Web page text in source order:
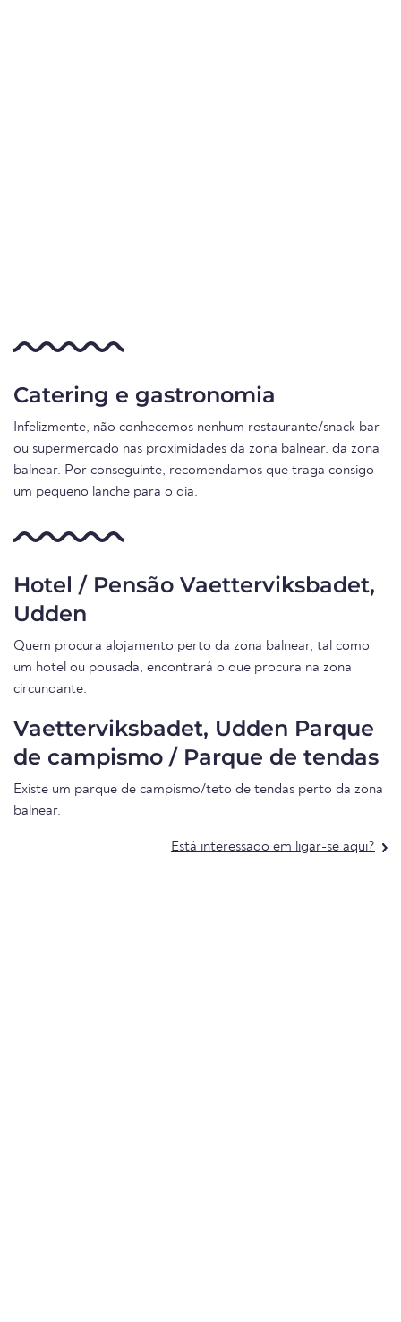
Catering e gastronomia
Infelizmente, não conhecemos nenhum restaurante/snack bar
ou supermercado nas proximidades da zona balnear. da zona
balnear. Por conseguinte, recomendamos que traga consigo
um pequeno lanche para o dia.
Hotel / Pensão Vaetterviksbadet,
Udden
Quem procura alojamento perto da zona balnear, tal como
um hotel ou pousada, encontrará o que procura na zona
circundante.
Vaetterviksbadet, Udden Parque
de campismo / Parque de tendas
Existe um parque de campismo/teto de tendas perto da zona
balnear.
Está interessado em ligar-se aqui?